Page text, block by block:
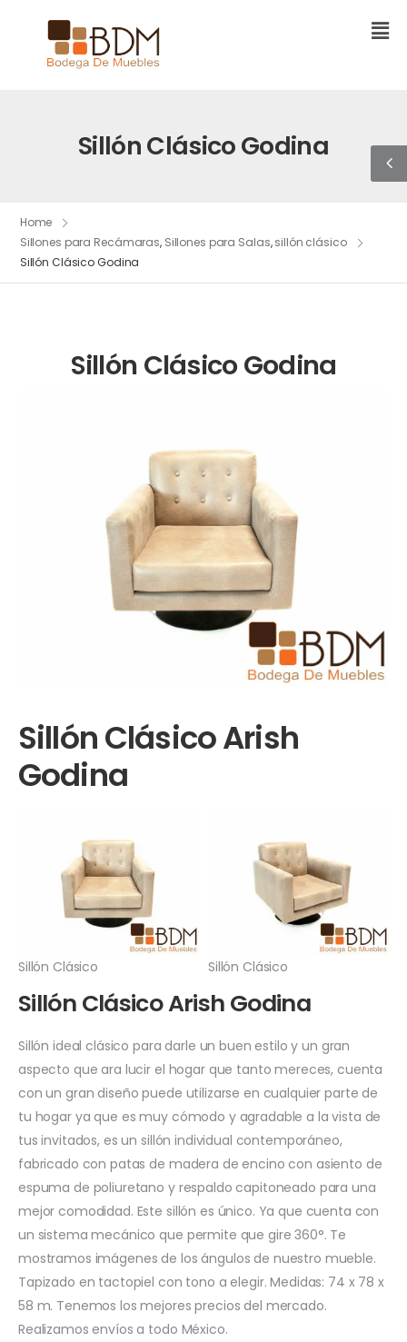
Sillón Clásico Godina
Home
Sillones para Recámaras, Sillones para Salas,sillón clásico
Sillón Clásico Godina
Sillón Clásico Godina
Sillón Clásico Arish
Godina
Sillón Clásico Sillón Clásico
Sillón Clásico Arish Godina
Sillón ideal clásico para darle un buen estilo y un gran
aspecto que ara lucir el hogar que tanto mereces, cuenta
con un gran diseño puede utilizarse en cualquier parte de
tu hogar ya que es muy cómodo y agradable a la vista de
tus invitados, es un sillón individual contemporáneo,
fabricado con patas de madera de encino con asiento de
espuma de poliuretano y respaldo capitoneado para una
mejor comodidad. Este sillón es único. Ya que cuenta con
un sistema mecánico que permite que gire 360°. Te
mostramos imágenes de los ángulos de nuestro mueble.
Tapizado en tactopiel con tono a elegir. Medidas: 74 x 78 x
58 m. Tenemos los mejores precios del mercado.
Realizamos envíos a todo México.